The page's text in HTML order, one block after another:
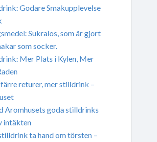
Godare Smakupplevelse
Sukralos, som är gjort
som socker.
Mer Plats i Kylen, Mer
returer, mer stilldrink –
Aromhusets goda stilldrinks
intäkten
ta hand om törsten –